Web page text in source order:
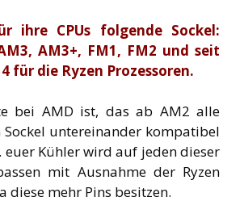
ihre CPUs folgende Sockel:
AM3+, FM1, FM2 und seit
für die Ryzen Prozessoren.
bei AMD ist, das ab AM2 alle
Sockel untereinander kompatibel
euer Kühler wird auf jeden dieser
mit Ausnahme der Ryzen
diese mehr Pins besitzen.